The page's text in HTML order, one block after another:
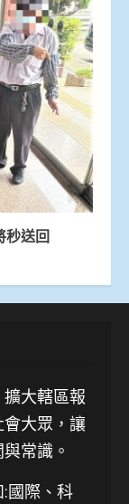
秒送回
大轄區報
大眾，讓
常識。
:國際、科